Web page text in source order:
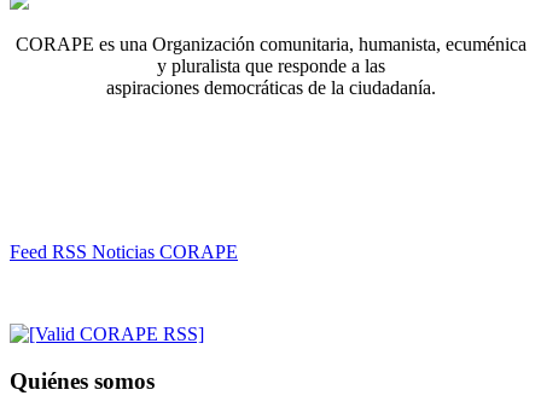
CORAPE es una Organización comunitaria, humanista, ecuménica
y pluralista que responde a las
aspiraciones democráticas de la ciudadanía.
Feed RSS Noticias CORAPE
Quiénes somos